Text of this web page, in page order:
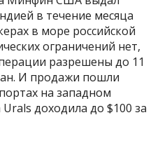
в течение месяца
в море российской
ограничений нет,
разрешены до 11
И продажи пошли
на западном
доходила до $100 за